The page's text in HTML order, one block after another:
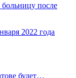
больницу после
2022 года
будет…